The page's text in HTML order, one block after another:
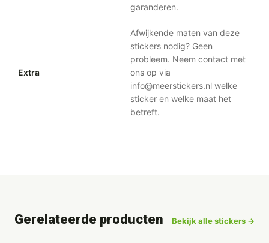
garanderen.
Extra
Afwijkende maten van deze
stickers nodig? Geen
probleem. Neem contact met
ons op via
info@meerstickers.nl welke
sticker en welke maat het
betreft.
Gerelateerde producten Bekijk alle stickers →